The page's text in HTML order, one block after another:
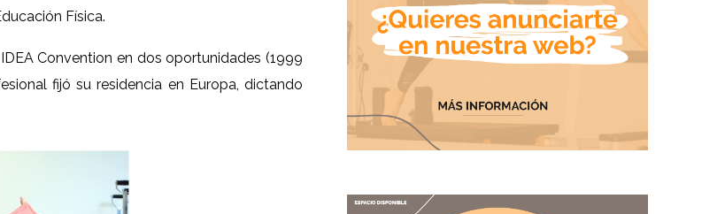
Física.
Convention en dos oportunidades (1999
fijó su residencia en Europa, dictando